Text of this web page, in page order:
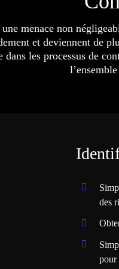
menace non
et deviennent de
dans les processus de
des
pour